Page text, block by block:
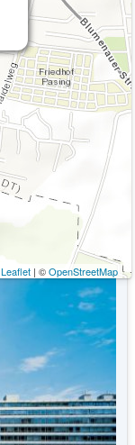
Leaflet| ©OpenStreetMap